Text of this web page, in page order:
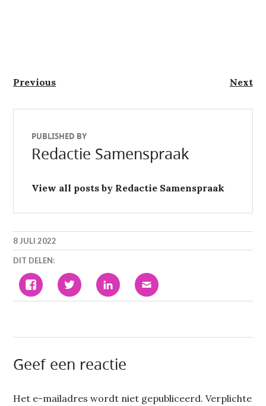
Berichtnavigatie
Previous
post:
Next
post:
PUBLISHED BY
Redactie Samenspraak
View all posts by Redactie Samenspraak
8 JULI 2022
DIT DELEN:
KLIK
OM
TE
DELEN
OP
NIEUW
KLIK
OM
TE
DELEN
MET
NIEUW
KLIK
OM
OP
LINKEDIN
TE
NIEUW
KLIK
OM
DIT
TE
E-
(WORDT
Geef een reactie
Het e-mailadres wordt niet gepubliceerd. Verplichte